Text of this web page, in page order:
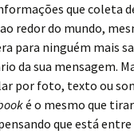
que coleta
redor do mundo,
para ninguém mais
da sua mensagem.
por foto, texto ou
é o mesmo que
que está